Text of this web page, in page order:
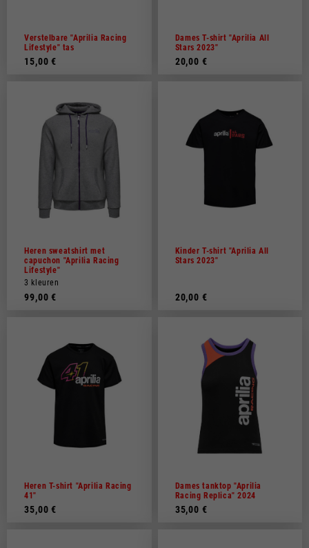
Verstelbare "Aprilia Racing
Lifestyle" tas
15,00 €
Dames T-shirt "Aprilia All
Stars 2023"
20,00 €
Heren sweatshirt met
capuchon "Aprilia Racing
Lifestyle"
3 kleuren
99,00 €
Kinder T-shirt "Aprilia All
Stars 2023"
20,00 €
Heren T-shirt "Aprilia Racing
41"
35,00 €
Dames tanktop "Aprilia
Racing Replica" 2024
35,00 €